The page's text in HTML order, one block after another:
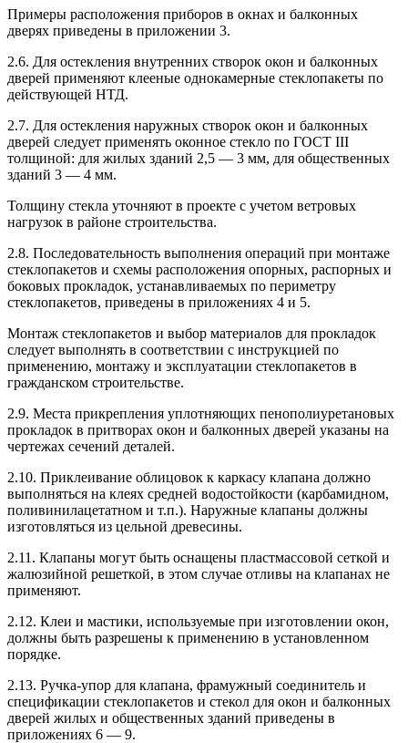
Примеры расположения приборов в окнах и балконных
дверях приведены в приложении 3.
2.6. Для остекления внутренних створок окон и балконных
дверей применяют клееные однокамерные стеклопакеты по
действующей НТД.
2.7. Для остекления наружных створок окон и балконных
дверей следует применять оконное стекло по ГОСТ III
толщиной: для жилых зданий 2,5 — 3 мм, для общественных
зданий 3 — 4 мм.
Толщину стекла уточняют в проекте с учетом ветровых
нагрузок в районе строительства.
2.8. Последовательность выполнения операций при монтаже
стеклопакетов и схемы расположения опорных, распорных и
боковых прокладок, устанавливаемых по периметру
стеклопакетов, приведены в приложениях 4 и 5.
Монтаж стеклопакетов и выбор материалов для прокладок
следует выполнять в соответствии с инструкцией по
применению, монтажу и эксплуатации стеклопакетов в
гражданском строительстве.
2.9. Места прикрепления уплотняющих пенополиуретановых
прокладок в притворах окон и балконных дверей указаны на
чертежах сечений деталей.
2.10. Приклеивание облицовок к каркасу клапана должно
выполняться на клеях средней водостойкости (карбамидном,
поливинилацетатном и т.п.). Наружные клапаны должны
изготовляться из цельной древесины.
2.11. Клапаны могут быть оснащены пластмассовой сеткой и
жалюзийной решеткой, в этом случае отливы на клапанах не
применяют.
2.12. Клеи и мастики, используемые при изготовлении окон,
должны быть разрешены к применению в установленном
порядке.
2.13. Ручка-упор для клапана, фрамужный соединитель и
спецификации стеклопакетов и стекол для окон и балконных
дверей жилых и общественных зданий приведены в
приложениях 6 — 9.